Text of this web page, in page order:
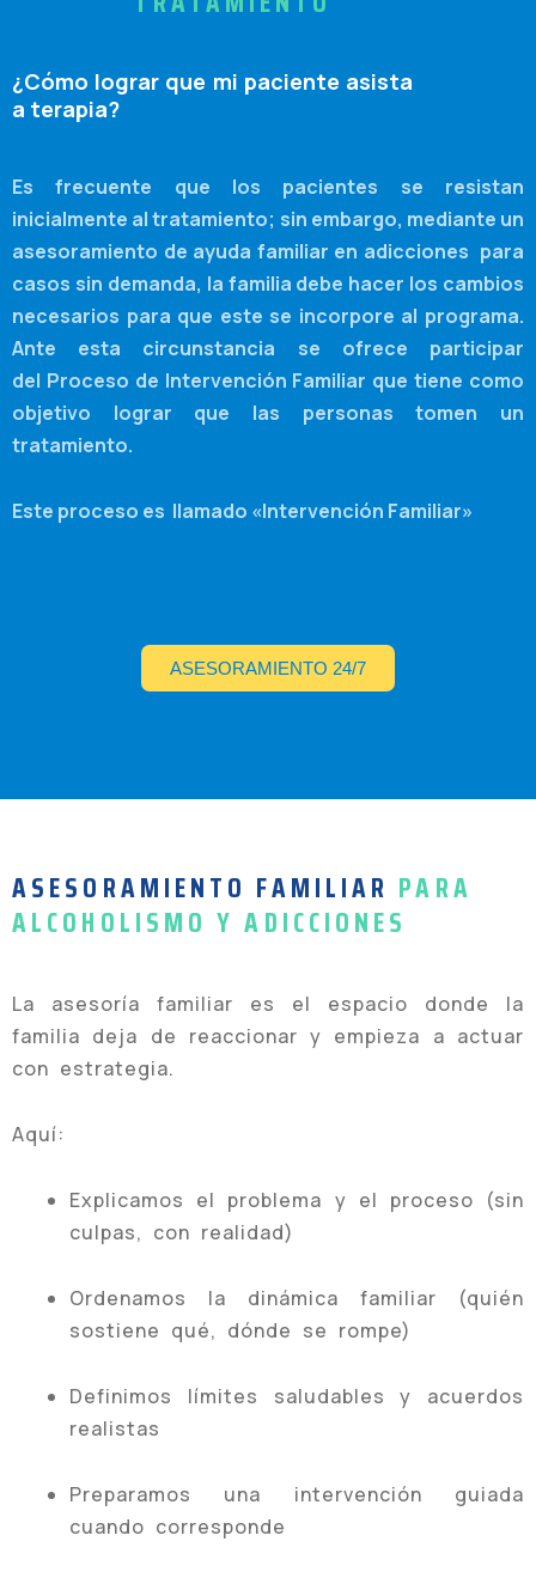
¿Cómo lograr que mi paciente asista
a terapia?
Es frecuente que los pacientes se resistan
inicialmente al tratamiento; sin embargo, mediante un
asesoramiento de ayuda familiar en adicciones para
casos sin demanda, la familia debe hacer los cambios
necesarios para que este se incorpore al programa.
Ante esta circunstancia se ofrece participar
del Proceso de Intervención Familiar que tiene como
objetivo lograr que las personas tomen un
tratamiento.
Este proceso es llamado «Intervención Familiar»
ASESORAMIENTO 24/7
ASESORAMIENTO FAMILIAR PARA
ALCOHOLISMO Y ADICCIONES
La asesoría familiar es el espacio donde la
familia deja de reaccionar y empieza a actuar
con estrategia.
Aquí:
Explicamos el problema y el proceso (sin
culpas, con realidad)
Ordenamos la dinámica familiar (quién
sostiene qué, dónde se rompe)
Definimos límites saludables y acuerdos
realistas
Preparamos una intervención guiada
cuando corresponde